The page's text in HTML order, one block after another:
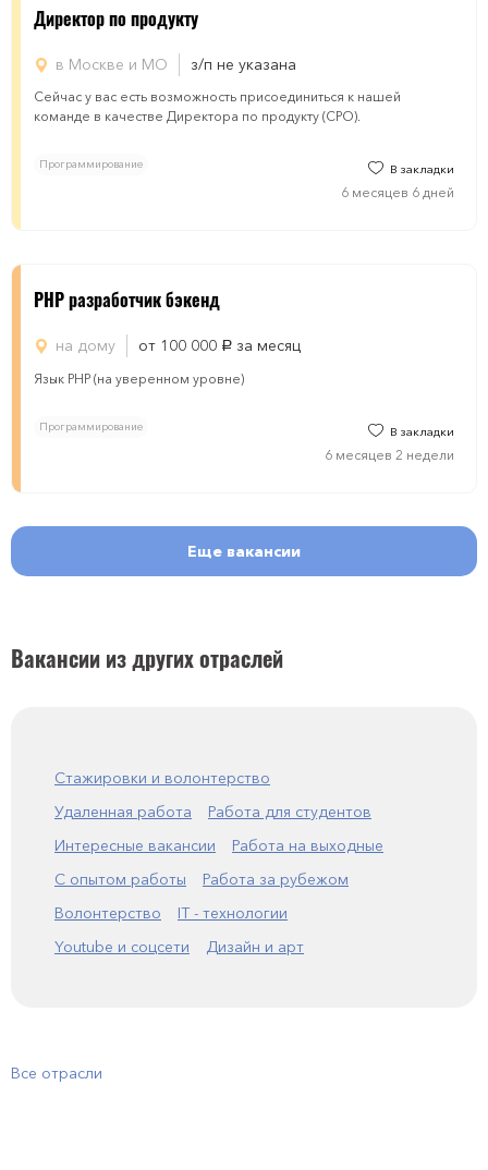
Директор по продукту
в Москве и МО з/п не указана
Сейчас у вас есть возможность присоединиться к нашей
команде в качестве Директора по продукту (CPO).
Программирование В закладки
6 месяцев 6 дней
PHP разработчик бэкенд
на дому от 100 000 руб. за месяц
Язык PHP (на уверенном уровне)
Программирование В закладки
6 месяцев 2 недели
Еще вакансии
Вакансии из других отраслей
Стажировки и волонтерство
Удаленная работа
Работа для студентов
Интересные вакансии
Работа на выходные
С опытом работы
Работа за рубежом
Волонтерство
IT - технологии
Youtube и соцсети
Дизайн и арт
Все отрасли